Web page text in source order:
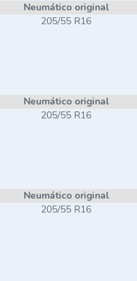
Neumático original
205/55 R16
Neumático original
205/55 R16
Neumático original
205/55 R16